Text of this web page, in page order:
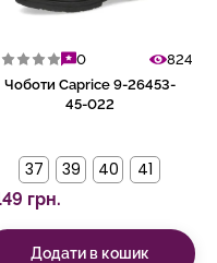
0
824
Чоботи Caprice 9-26453-
45-022
37 39 40 41
грн.
Додати в кошик